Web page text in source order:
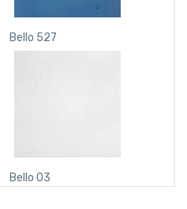
Bello 527
Bello 03